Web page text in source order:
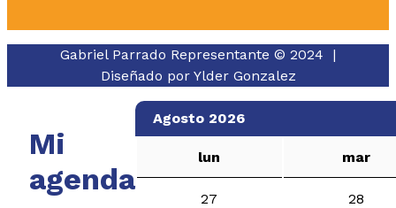
Gabriel Parrado Representante © 2024 |
Diseñado por Ylder Gonzalez
Mi
agenda
Agosto 2026
lun mar
27
28